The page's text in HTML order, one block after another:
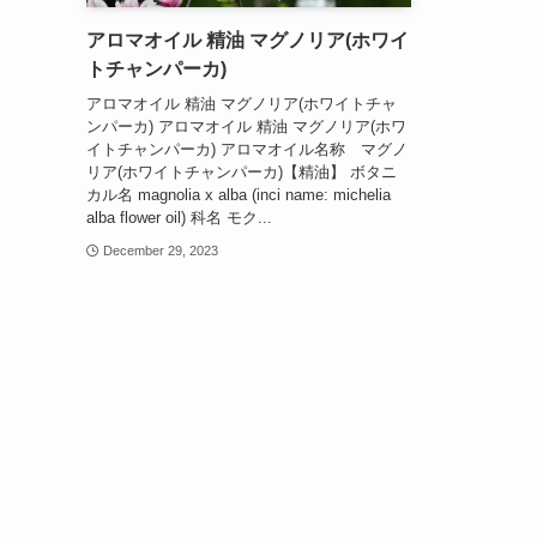
アロマオイル 精油 マグノリア(ホワイ
トチャンパーカ)
アロマオイル 精油 マグノリア(ホワイトチャ
ンパーカ) アロマオイル 精油 マグノリア(ホワ
イトチャンパーカ) アロマオイル名称 マグノ
リア(ホワイトチャンパーカ)【精油】 ボタニ
カル名 magnolia x alba (inci name: michelia
alba flower oil) 科名 モク...
December 29, 2023